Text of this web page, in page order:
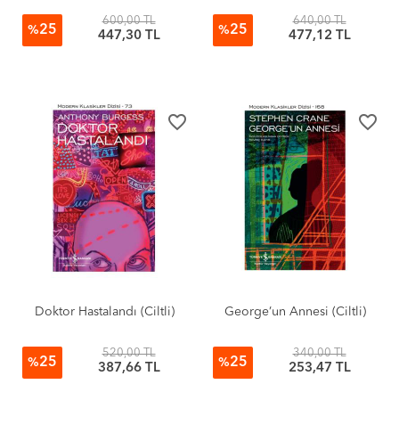
%25
600,00 TL
447,30 TL %25
640,00 TL
477,12 TL
favorite_border
Doktor Hastalandı (Ciltli)
%25
520,00 TL
387,66 TL
favorite_border
George’un Annesi (Ciltli)
%25
340,00 TL
253,47 TL